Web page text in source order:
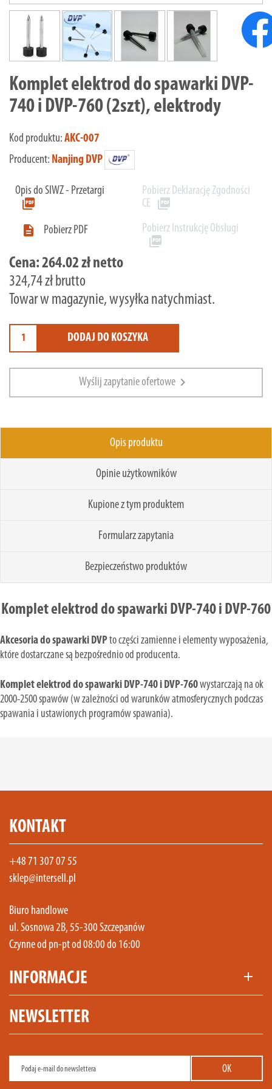
Komplet elektrod do spawarki DVP-
740 i DVP-760 (2szt), elektrody
Kod produktu: AKC-007
Producent: Nanjing DVP
Opis do SIWZ - Przetargi
picture_as_pdf
Pobierz Deklarację Zgodności
CE picture_as_pdf

Pobierz PDF Pobierz Instrukcję Obsługi
picture_as_pdf
Cena:264.02 zł netto
324,74 zł brutto
Towar w magazynie, wysyłka natychmiast.
DODAJ DO KOSZYKA
Wyślij zapytanie ofertowe chevron_right
Opis produktu
Opinie użytkowników
Kupione z tym produktem
Formularz zapytania
Bezpieczeństwo produktów
Komplet elektrod do spawarki DVP-740 i DVP-760
Akcesoria do spawarki DVPto części zamienne i elementy wyposażenia,
które dostarczane są bezpośrednio od producenta.
Komplet elektrod do spawarki DVP-740 i DVP-760wystarczają na ok
2000-2500 spawów (w zależności od warunków atmosferycznych podczas
spawania i ustawionych programów spawania).
KONTAKT
+48 71 307 07 55
sklep@intersell.pl
Biuro handlowe
ul. Sosnowa 2B, 55-300 Szczepanów
Czynne od pn-pt od 08:00 do 16:00
INFORMACJE add
NEWSLETTER